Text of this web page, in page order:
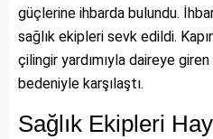
güçlerine ihbarda bulundu.
sağlık ekipleri sevk edildi.
çilingir yardımıyla daireye giren
bedeniyle karşılaştı.
Sağlık Ekipleri